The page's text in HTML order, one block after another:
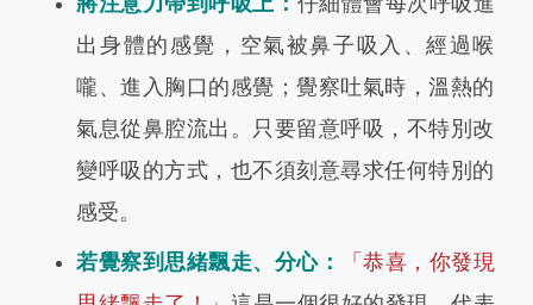
出身體的感覺，空氣被鼻子吸入、經過喉
嚨、進入胸口的感覺；覺察吐氣時，溫熱的
氣息從鼻腔流出。只要留意呼吸，不特別改
變呼吸的方式，也不須刻意尋求任何特別的
感受。
若覺察到思緒飄走、分心：
「恭喜，你發現